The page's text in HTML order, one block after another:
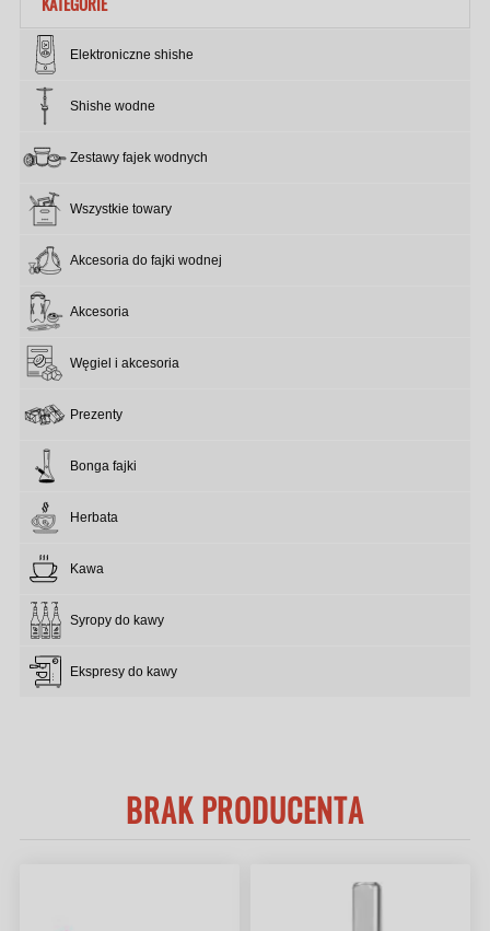
Elektroniczne shishe
Shishe wodne
Zestawy fajek wodnych
Wszystkie towary
Akcesoria do fajki wodnej
Akcesoria
Węgiel i akcesoria
Prezenty
Bonga fajki
Herbata
Kawa
Syropy do kawy
Ekspresy do kawy
BRAK PRODUCENTA